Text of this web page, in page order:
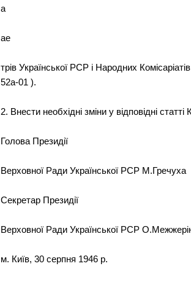
a
ae
трів Української РСР і Народних
52а-01 ).
2. Внести необхідні зміни у відповідні
Голова Президії
Верховної Ради Української РСР М.Гречуха
Секретар Президії
Верховної Ради Української РСР
м. Київ, 30 серпня 1946 р.